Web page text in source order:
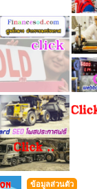
ข้อมูลส่วนตัว